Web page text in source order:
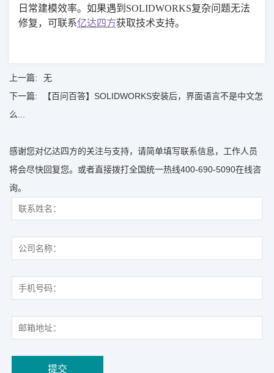
日常建模效率。如果遇到SOLIDWORKS复杂问题无法
修复，可联系亿达四方获取技术支持。
上一篇:
无
下一篇:
【百问百答】SOLIDWORKS安装后，界面语言不是中文怎
么...
感谢您对亿达四方的关注与支持，请简单填写联系信息，工作人员
将会尽快回复您。或者直接拨打全国统一热线400-690-5090在线咨
询。